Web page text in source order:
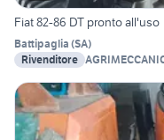
Fiat 82-86 DT pronto all'uso
Battipaglia (SA)
Rivenditore